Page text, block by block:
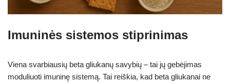
Imuninės sistemos stiprinimas
Viena svarbiausių beta gliukanų savybių – tai jų gebėjimas
moduliuoti imuninę sistemą. Tai reiškia, kad beta gliukanai ne